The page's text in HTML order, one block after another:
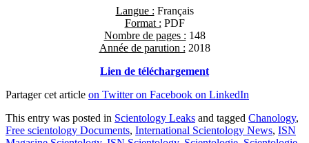
Langue : Français
Format : PDF
Nombre de pages : 148
Année de parution : 2018
Lien de téléchargement
Partager cet article on Twitter on Facebook on LinkedIn
This entry was posted in Scientology Leaks and tagged Chanology,
Free scientology Documents, International Scientology News, ISN